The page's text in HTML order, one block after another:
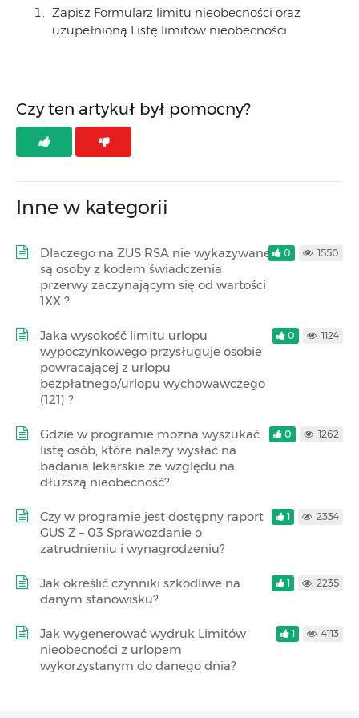
Zapisz Formularz limitu nieobecności oraz
uzupełnioną Listę limitów nieobecności.
Czy ten artykuł był pomocny?
Inne w kategorii
Dlaczego na ZUS RSA nie wykazywane
są osoby z kodem świadczenia
przerwy zaczynającym się od wartości
1XX ?
0 1550
Jaka wysokość limitu urlopu
wypoczynkowego przysługuje osobie
powracającej z urlopu
bezpłatnego/urlopu wychowawczego
(121) ?
0 1124
Gdzie w programie można wyszukać
listę osób, które należy wysłać na
badania lekarskie ze względu na
dłuższą nieobecność?.
0 1262
Czy w programie jest dostępny raport
GUS Z – 03 Sprawozdanie o
zatrudnieniu i wynagrodzeniu?
1 2334
Jak określić czynniki szkodliwe na
danym stanowisku?
1 2235
Jak wygenerować wydruk Limitów
nieobecności z urlopem
wykorzystanym do danego dnia?
1 4113